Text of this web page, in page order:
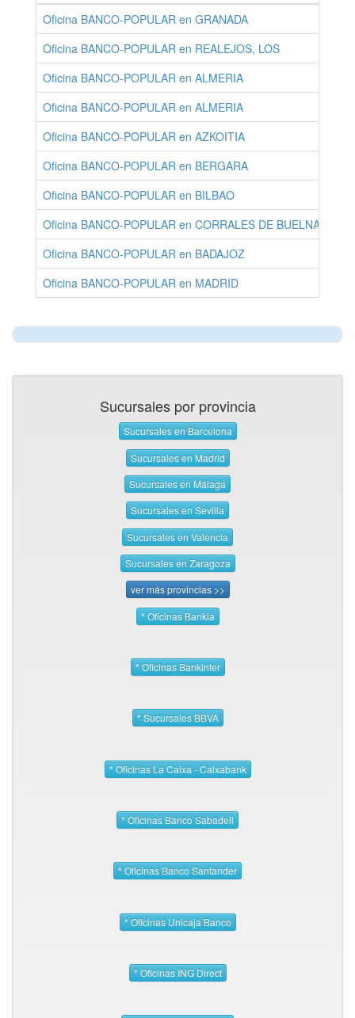
Oficina BANCO-POPULAR en GRANADA
Oficina BANCO-POPULAR en REALEJOS, LOS
Oficina BANCO-POPULAR en ALMERIA
Oficina BANCO-POPULAR en ALMERIA
Oficina BANCO-POPULAR en AZKOITIA
Oficina BANCO-POPULAR en BERGARA
Oficina BANCO-POPULAR en BILBAO
Oficina BANCO-POPULAR en CORRALES DE BUELNA, LOS
Oficina BANCO-POPULAR en BADAJOZ
Oficina BANCO-POPULAR en MADRID
Sucursales por provincia
Sucursales en Barcelona
Sucursales en Madrid
Sucursales en Málaga
Sucursales en Sevilla
Sucursales en Valencia
Sucursales en Zaragoza
ver más provincias >>
* Oficinas Bankia
* Oficinas Bankinter
* Sucursales BBVA
* Oficinas La Caixa - Caixabank
* Oficinas Banco Sabadell
* Oficinas Banco Santander
* Oficinas Unicaja Banco
* Oficinas ING Direct